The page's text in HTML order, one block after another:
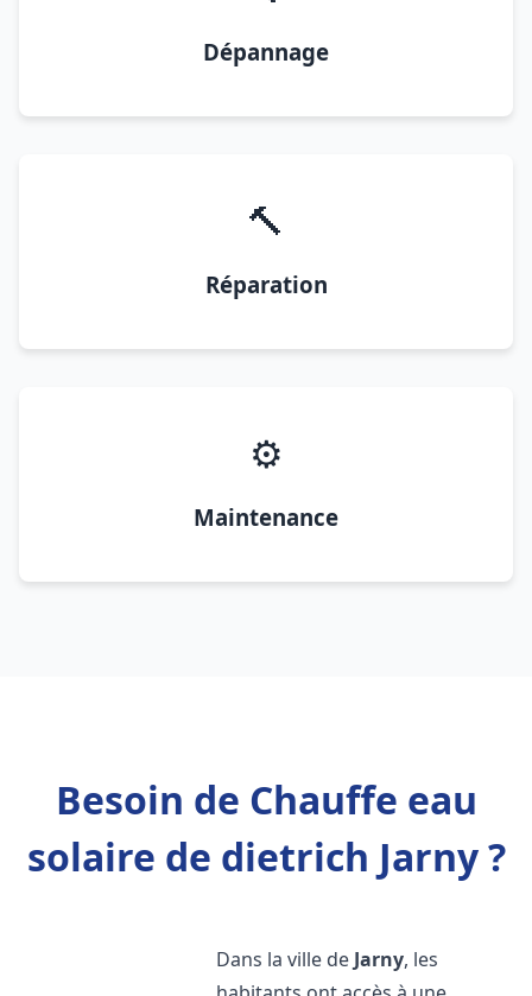
Dépannage
🔨
Réparation
⚙️
Maintenance
Besoin de Chauffe eau
solaire de dietrich Jarny ?
Dans la ville de Jarny, les